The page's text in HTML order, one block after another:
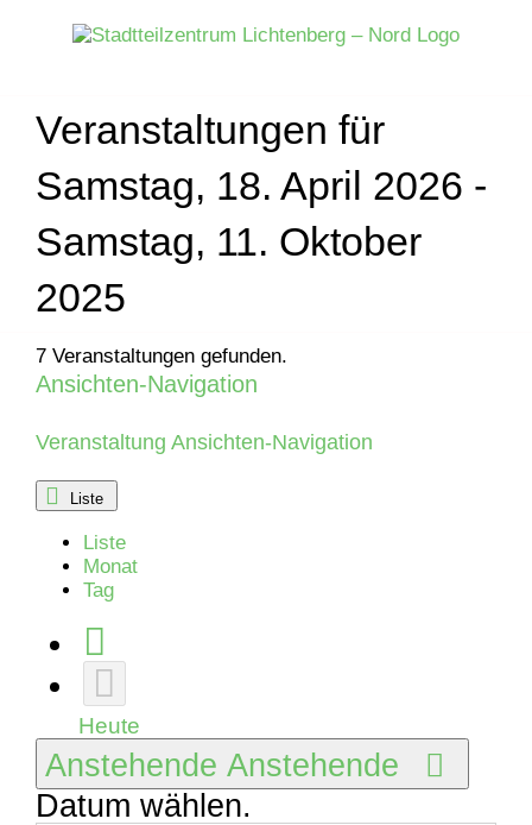
Veranstaltungen für
Samstag, 18. April 2026 -
Samstag, 11. Oktober
2025
7 Veranstaltungen gefunden.
Veranstaltungen
Ansichten-Navigation
Veranstaltung Ansichten-Navigation
Liste
Liste
Monat
Tag
Heute
Anstehende Anstehende
Datum wählen.